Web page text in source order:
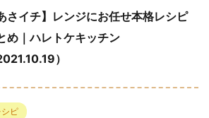
あさイチ】レンジにお任せ本格レシピ
め｜ハレトケキッチン
）
シピ